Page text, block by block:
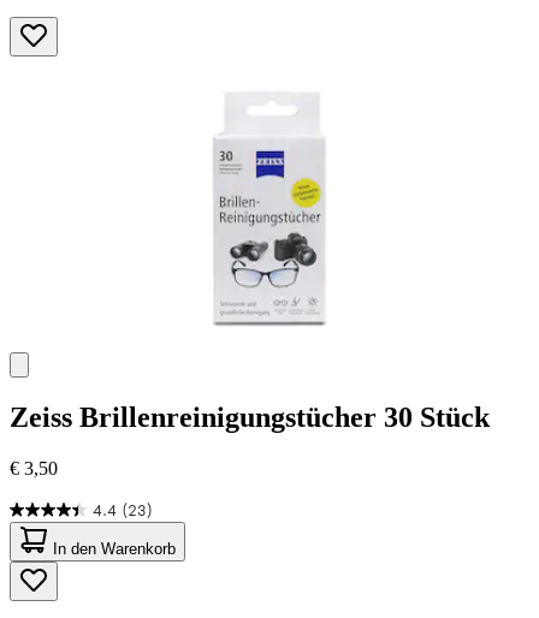
Zeiss Brillenreinigungstücher 30 Stück
€ 3,50
4.4 (23)
4.4
von
5
Sternen.
23
In den Warenkorb